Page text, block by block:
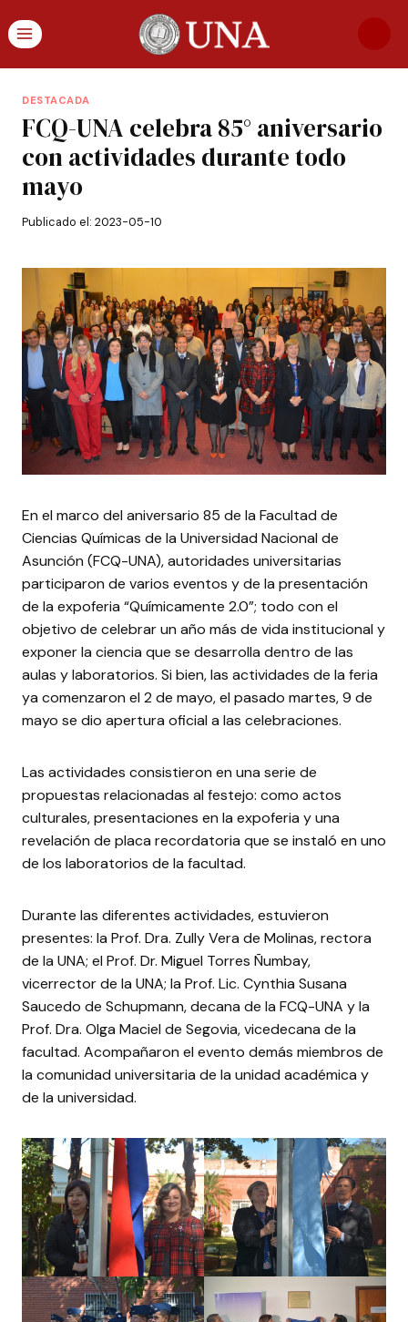
DESTACADA
FCQ-UNA celebra 85° aniversario
con actividades durante todo
mayo
Publicado el: 2023-05-10
En el marco del aniversario 85 de la Facultad de
Ciencias Químicas de la Universidad Nacional de
Asunción (FCQ-UNA), autoridades universitarias
participaron de varios eventos y de la presentación
de la expoferia “Químicamente 2.0”; todo con el
objetivo de celebrar un año más de vida institucional y
exponer la ciencia que se desarrolla dentro de las
aulas y laboratorios. Si bien, las actividades de la feria
ya comenzaron el 2 de mayo, el pasado martes, 9 de
mayo se dio apertura oficial a las celebraciones.
Las actividades consistieron en una serie de
propuestas relacionadas al festejo: como actos
culturales, presentaciones en la expoferia y una
revelación de placa recordatoria que se instaló en uno
de los laboratorios de la facultad.
Durante las diferentes actividades, estuvieron
presentes: la Prof. Dra. Zully Vera de Molinas, rectora
de la UNA; el Prof. Dr. Miguel Torres Ñumbay,
vicerrector de la UNA; la Prof. Lic. Cynthia Susana
Saucedo de Schupmann, decana de la FCQ-UNA y la
Prof. Dra. Olga Maciel de Segovia, vicedecana de la
facultad. Acompañaron el evento demás miembros de
la comunidad universitaria de la unidad académica y
de la universidad.